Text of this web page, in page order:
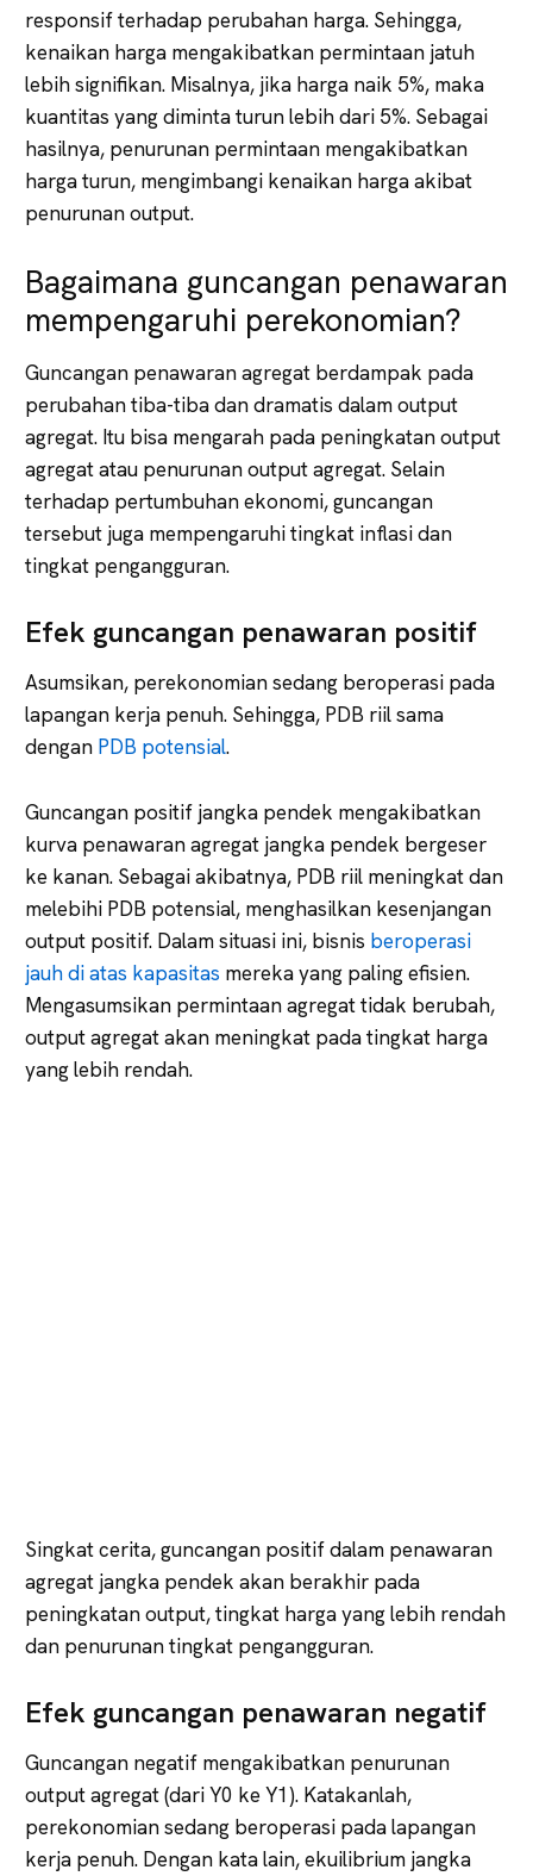
responsif terhadap perubahan harga. Sehingga,
kenaikan harga mengakibatkan permintaan jatuh
lebih signifikan. Misalnya, jika harga naik 5%, maka
kuantitas yang diminta turun lebih dari 5%. Sebagai
hasilnya, penurunan permintaan mengakibatkan
harga turun, mengimbangi kenaikan harga akibat
penurunan output.
Bagaimana guncangan penawaran
mempengaruhi perekonomian?
Guncangan penawaran agregat berdampak pada
perubahan tiba-tiba dan dramatis dalam output
agregat. Itu bisa mengarah pada peningkatan output
agregat atau penurunan output agregat. Selain
terhadap pertumbuhan ekonomi, guncangan
tersebut juga mempengaruhi tingkat inflasi dan
tingkat pengangguran.
Efek guncangan penawaran positif
Asumsikan, perekonomian sedang beroperasi pada
lapangan kerja penuh. Sehingga, PDB riil sama
dengan PDB potensial.
Guncangan positif jangka pendek mengakibatkan
kurva penawaran agregat jangka pendek bergeser
ke kanan. Sebagai akibatnya, PDB riil meningkat dan
melebihi PDB potensial, menghasilkan kesenjangan
output positif. Dalam situasi ini, bisnis beroperasi
jauh di atas kapasitas mereka yang paling efisien.
Mengasumsikan permintaan agregat tidak berubah,
output agregat akan meningkat pada tingkat harga
yang lebih rendah.
Singkat cerita, guncangan positif dalam penawaran
agregat jangka pendek akan berakhir pada
peningkatan output, tingkat harga yang lebih rendah
dan penurunan tingkat pengangguran.
Efek guncangan penawaran negatif
Guncangan negatif mengakibatkan penurunan
output agregat (dari Y0 ke Y1). Katakanlah,
perekonomian sedang beroperasi pada lapangan
kerja penuh. Dengan kata lain, ekuilibrium jangka